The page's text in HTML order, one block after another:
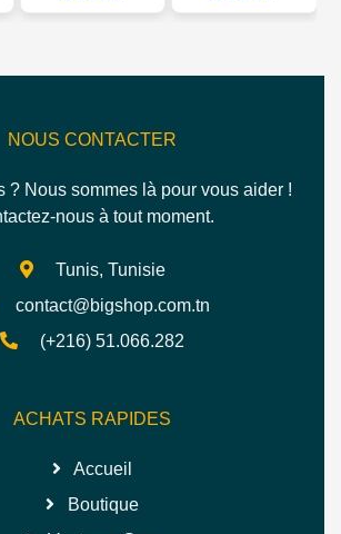
NOUS CONTACTER
? Nous sommes là pour vous aider !
nous à tout moment.
Tunis, Tunisie
contact@bigshop.com.tn
(+216) 51.066.282
ACHATS RAPIDES
Accueil
Boutique